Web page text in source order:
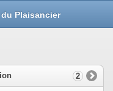
Plaisancier
2